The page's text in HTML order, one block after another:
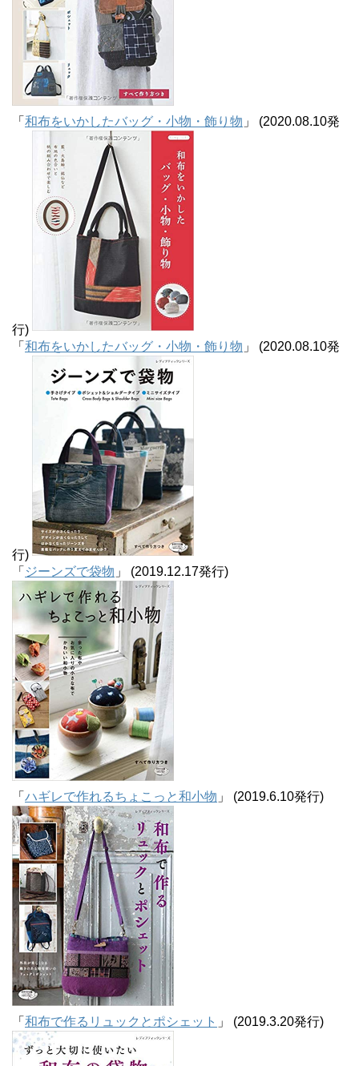
「 和布をいかしたバッグ・小物・飾り物 」 (2020.08.10発
行)
「 和布をいかしたバッグ・小物・飾り物 」 (2020.08.10発
行)
「 ジーンズで袋物 」 (2019.12.17発行)
「 ハギレで作れるちょこっと和小物 」 (2019.6.10発行)
「 和布で作るリュックとポシェット 」 (2019.3.20発行)